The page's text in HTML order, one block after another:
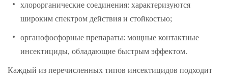
хлорорганические соединения: характеризуются
широким спектром действия и стойкостью;
органофосфорные препараты: мощные контактные
инсектициды, обладающие быстрым эффектом.
Каждый из перечисленных типов инсектицидов подходит